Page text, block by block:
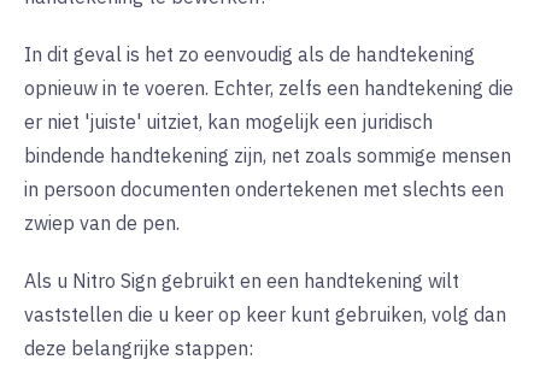
In dit geval is het zo eenvoudig als de handtekening
opnieuw in te voeren. Echter, zelfs een handtekening die
er niet 'juiste' uitziet, kan mogelijk een juridisch
bindende handtekening zijn, net zoals sommige mensen
in persoon documenten ondertekenen met slechts een
zwiep van de pen.
Als u Nitro Sign gebruikt en een handtekening wilt
vaststellen die u keer op keer kunt gebruiken, volg dan
deze belangrijke stappen: